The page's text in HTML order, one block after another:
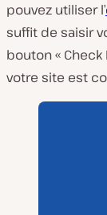
pouvez utiliser l’
suffit de saisir
bouton « Check
votre site est